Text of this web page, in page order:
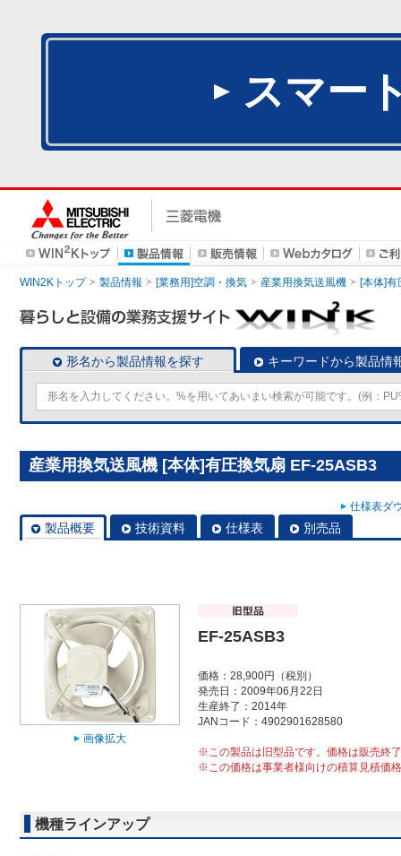
スマー
WIN2Kトップ 製品情報 [業務用]空調・換気 産業用換気送風機 [本体]有
形名から製品情報を探す キーワードから製品情
産業用換気送風機 [本体]有圧換気扇 EF-25ASB3
仕様表ダ
製品概要 技術資料 仕様表 別売品
画像拡大
EF-25ASB3
価格：28,900円（税別）
発売日：2009年06月22日
生産終了：2014年
JANコード：4902901628580
※この製品は旧型品です。価格は販売終
※この価格は事業者様向けの積算見積価
機種ラインアップ